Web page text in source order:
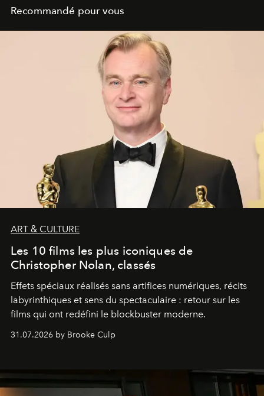
Recommandé pour vous
ART & CULTURE
Les 10 films les plus iconiques de
Christopher Nolan, classés
Effets spéciaux réalisés sans artifices numériques, récits
labyrinthiques et sens du spectaculaire : retour sur les
films qui ont redéfini le blockbuster moderne.
31.07.2026 by Brooke Culp